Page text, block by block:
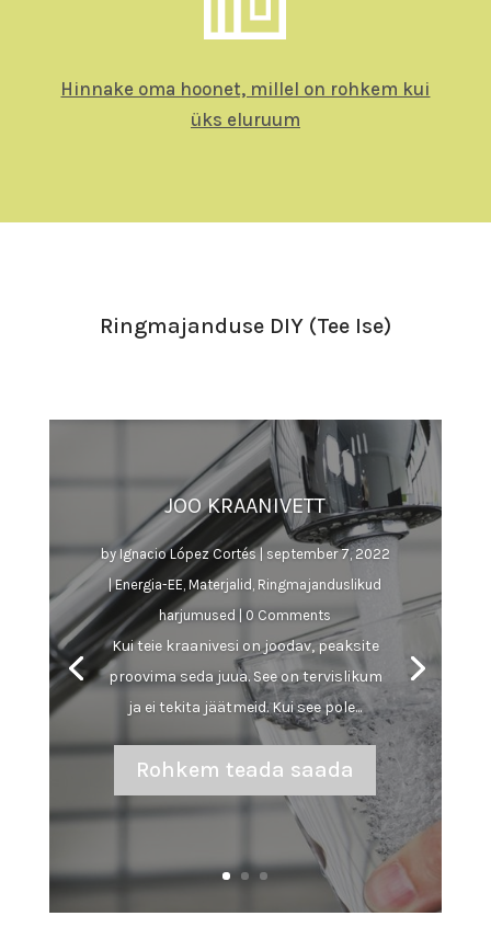
Hinnake oma hoonet, millel on rohkem kui
üks eluruum
Ringmajanduse DIY (Tee Ise)
JOO KRAANIVETT
byIgnacio López Cortés| september 7, 2022
|Energia-EE,Materjalid , Ringmajanduslikud
harjumused
| 0 Comments
Kui teie kraanivesi on joodav, peaksite
proovima seda juua. See on tervislikum
ja ei tekita jäätmeid. Kui see pole...
Rohkem teada saada